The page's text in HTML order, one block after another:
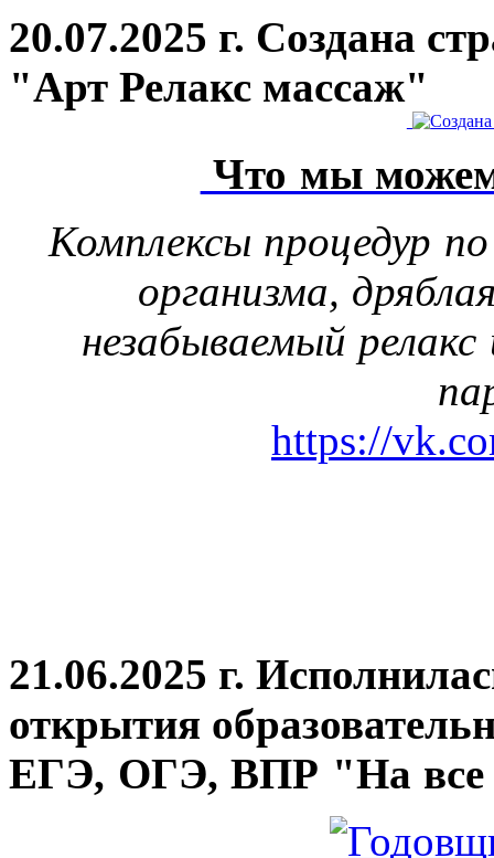
20.07.2025 г. Создана
"Арт Релакс массаж"
Что мы
Комплексы процедур
организма,
незабываемый
https://
21.06.2025 г.
открытия
ЕГЭ, ОГЭ, ВПР "На все